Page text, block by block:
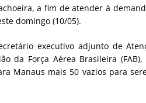
a fim de atender à
domingo (10/05).
executivo adjunto de
da Força Aérea Brasileira
Manaus mais 50 vazios para